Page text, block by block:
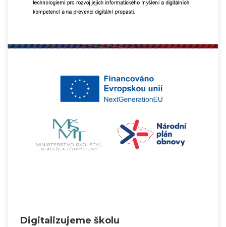
Digitalizujeme školu